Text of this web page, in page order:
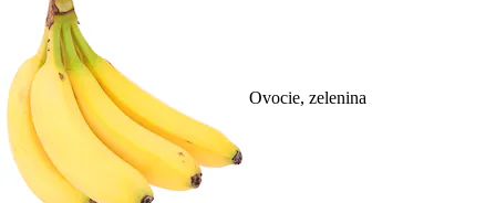
Ovocie, zelenina